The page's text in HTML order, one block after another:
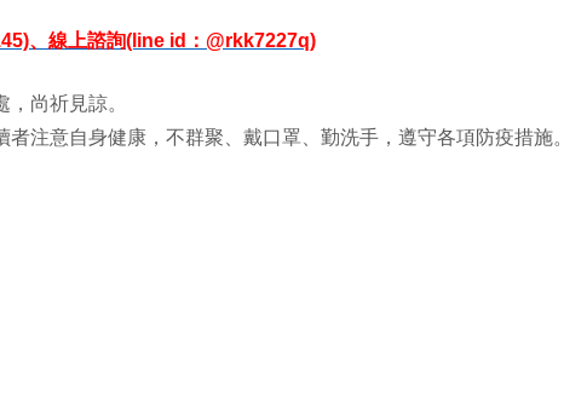
、線上諮詢(line id：@rkk7227q)
尚祈見諒。
注意自身健康，不群聚、戴口罩、勤洗手，遵守各項防疫措施。